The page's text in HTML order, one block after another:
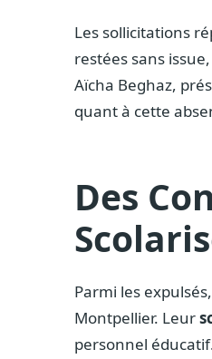
Les sollicitations
restées sans
Aïcha Beghaz,
quant à cette
Des
Parmi les
Montpellier. Leur
personnel